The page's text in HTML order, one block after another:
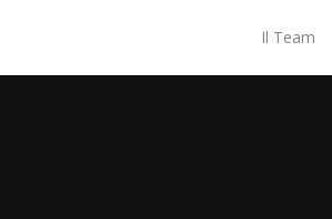
Il Team